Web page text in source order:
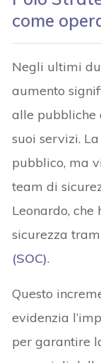
come
Negli ultimi
aumento
alle pubbliche
suoi servizi.
pubblico, ma
team di
Leonardo,
sicurezza
(SOC).
Questo
evidenzia
per garantire